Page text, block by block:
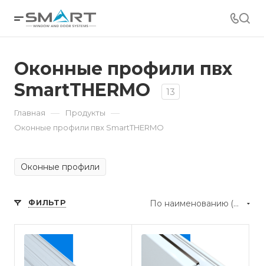
Оконные профили пвх
SmartTHERMO
13
Главная — Продукты —
Оконные профили пвх SmartTHERMO
Оконные профили
ФИЛЬТР По наименованию (А-Я)